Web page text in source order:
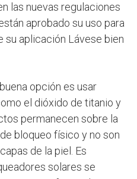
las nuevas regulaciones
aprobado su uso para
su aplicación Lávese bien
opción es usar
el dióxido de titanio y
permanecen sobre la
bloqueo físico y no son
de la piel. Es
solares se